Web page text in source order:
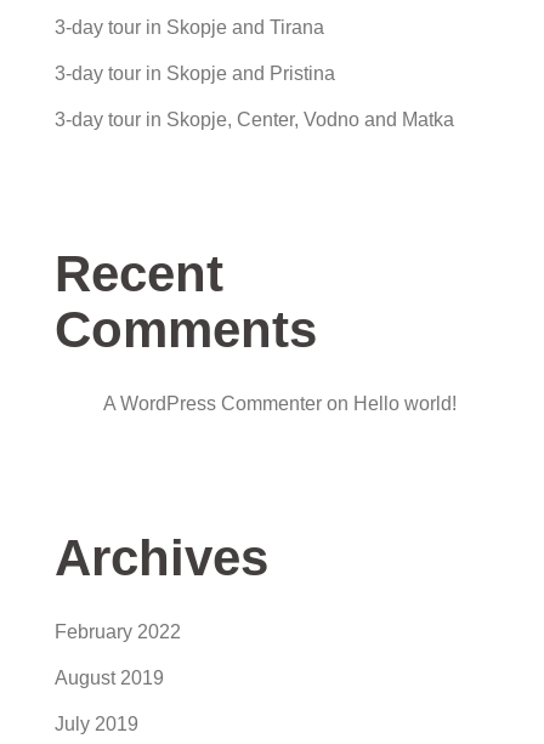
3-day tour in Skopje and Tirana
3-day tour in Skopje and Pristina
3-day tour in Skopje, Center, Vodno and Matka
Recent
Comments
A WordPress Commenter on Hello world!
Archives
February 2022
August 2019
July 2019